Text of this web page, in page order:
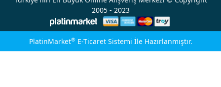
2005 - 2023
PlatinMarket®E-Ticaret Sistemi İle Hazırlanmıştır.